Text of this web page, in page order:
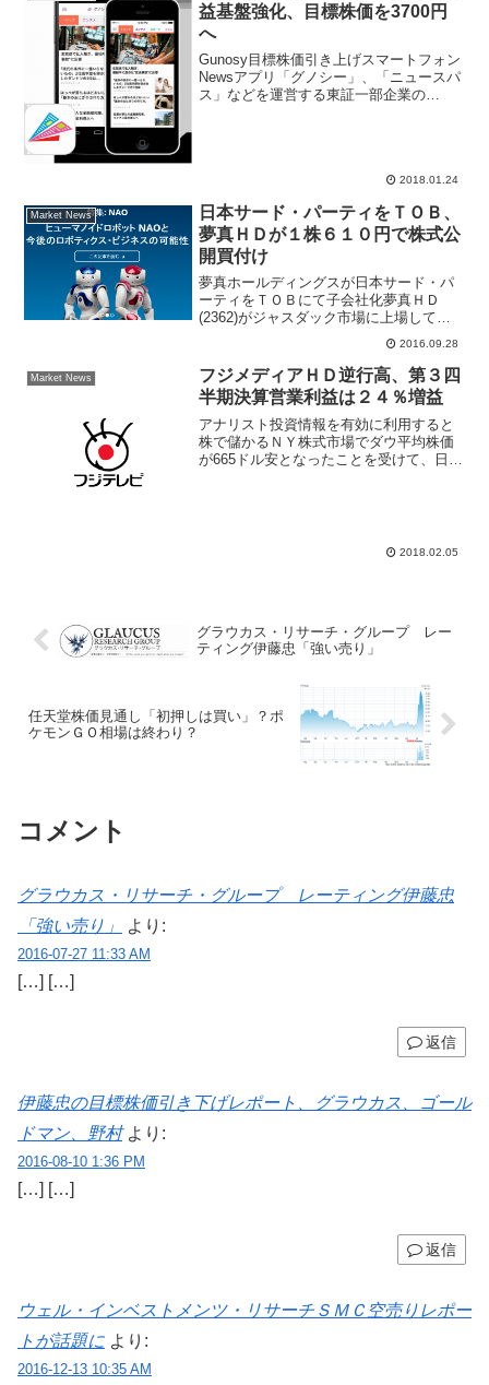
益基盤強化、目標株価を3700円
へ
Gunosy目標株価引き上げスマートフォン
Newsアプリ「グノシー」、「ニュースパ
ス」などを運営する東証一部企業の
2018.01.24
Market News
日本サード・パーティをＴＯＢ、
夢真ＨＤが１株６１０円で株式公
開買付け
夢真ホールディングスが日本サード・パ
ーティをＴＯＢにて子会社化夢真ＨＤ
(2362)がジャスダック市場に上場してい
る日本サード・パーティ(2488)をＴＯＢ
（株式公開買い付け）すると発表した。
公表された資料によると日本サード・パ
ーティ、１株６...
2016.09.28
Market News
フジメディアＨＤ逆行高、第３四
半期決算営業利益は２４％増益
アナリスト投資情報を有効に利用すると
株で儲かるＮＹ株式市場でダウ平均株価
が665ドル安となったことを受けて、日本
2018.02.05
グラウカス・リサーチ・グループ レー
ティング伊藤忠「強い売り」
任天堂株価見通し「初押しは買い」？ポ
ケモンＧＯ相場は終わり？
コメント
グラウカス・リサーチ・グループ レーティング伊藤忠
「強い売り」
より:
2016-07-27 11:33 AM
[…] […]
返信
伊藤忠の目標株価引き下げレポート、グラウカス、ゴール
ドマン、野村 より:
2016-08-10 1:36 PM
[…] […]
返信
ウェル・インベストメンツ・リサーチＳＭＣ空売りレポー
トが話題に より:
2016-12-13 10:35 AM